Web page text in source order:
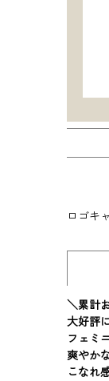
ロゴキ
＼累計
大好評
フェミ
爽やか
こなれ